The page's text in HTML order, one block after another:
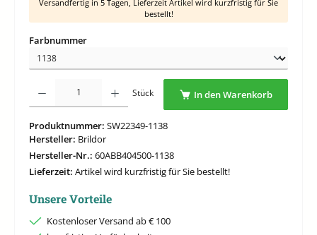
Versandfertig in 5 Tagen, Lieferzeit Artikel wird kurzfristig für Sie
bestellt!
Farbnummerauswählen
Produkt Anzahl: Gib den gewünschten Wert ein oder benutze die Schaltflächen um
Stück In den Warenkorb
Produktnummer: SW22349-1138
Hersteller: Brildor
Hersteller-Nr.: 60ABB404500-1138
Lieferzeit: Artikel wird kurzfristig für Sie bestellt!
Unsere Vorteile
Kostenloser Versand ab € 100